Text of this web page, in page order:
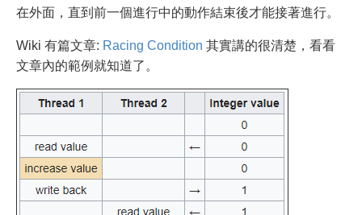
在外面，直到前一個進行中的動作結束後才能接著進行。
Wiki 有篇文章: Racing Condition 其實講的很清楚，看看
文章內的範例就知道了。